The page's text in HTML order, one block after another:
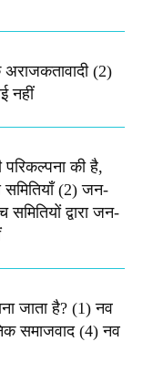
(2)
नहीं
की है,
(2) जन-
समितियों द्वारा जन-
जाता है? (1) नव
समाजवाद (4) नव